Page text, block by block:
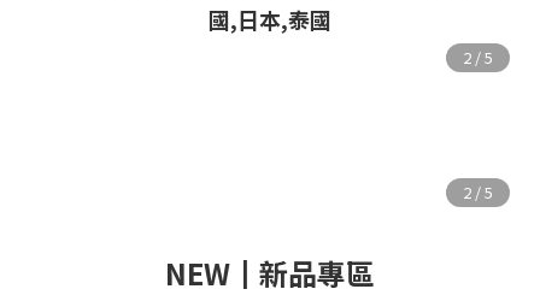
國,日本,泰國
NEW┃新品專區